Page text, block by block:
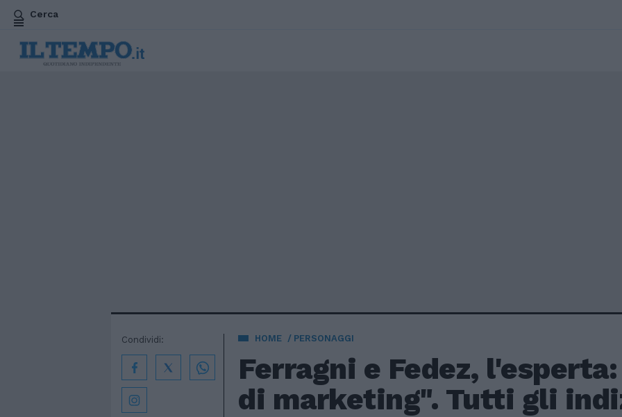
Cerca
HOME PERSONAGGI
Ferragni e Fedez,
di marketing". Tutti gli
Condividi: